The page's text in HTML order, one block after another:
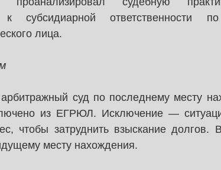
субсидиарной ответственности по
лица.
арбитражный суд по последнему месту
из ЕГРЮЛ. Исключение —
чтобы затруднить взыскание долгов.
месту нахождения.